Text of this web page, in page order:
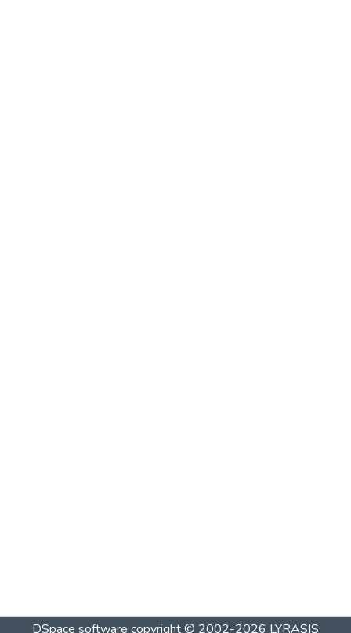
DSpace software copyright © 2002-2026 LYRASIS